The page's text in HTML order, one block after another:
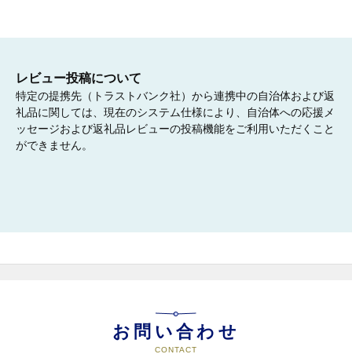
レビュー投稿について
特定の提携先（トラストバンク社）から連携中の自治体および返
礼品に関しては、現在のシステム仕様により、自治体への応援メ
ッセージおよび返礼品レビューの投稿機能をご利用いただくこと
ができません。
お問い合わせ
CONTACT